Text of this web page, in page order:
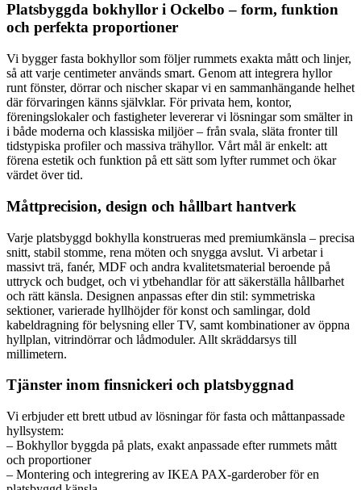
Platsbyggda bokhyllor i Ockelbo – form, funktion
och perfekta proportioner
Vi bygger fasta bokhyllor som följer rummets exakta mått och linjer,
så att varje centimeter används smart. Genom att integrera hyllor
runt fönster, dörrar och nischer skapar vi en sammanhängande helhet
där förvaringen känns självklar. För privata hem, kontor,
föreningslokaler och fastigheter levererar vi lösningar som smälter in
i både moderna och klassiska miljöer – från svala, släta fronter till
tidstypiska profiler och massiva trähyllor. Vårt mål är enkelt: att
förena estetik och funktion på ett sätt som lyfter rummet och ökar
värdet över tid.
Måttprecision, design och hållbart hantverk
Varje platsbyggd bokhylla konstrueras med premiumkänsla – precisa
snitt, stabil stomme, rena möten och snygga avslut. Vi arbetar i
massivt trä, fanér, MDF och andra kvalitetsmaterial beroende på
uttryck och budget, och vi ytbehandlar för att säkerställa hållbarhet
och rätt känsla. Designen anpassas efter din stil: symmetriska
sektioner, varierade hyllhöjder för konst och samlingar, dold
kabeldragning för belysning eller TV, samt kombinationer av öppna
hyllplan, vitrindörrar och lådmoduler. Allt skräddarsys till
millimetern.
Tjänster inom finsnickeri och platsbyggnad
Vi erbjuder ett brett utbud av lösningar för fasta och måttanpassade
hyllsystem:
– Bokhyllor byggda på plats, exakt anpassade efter rummets mått
och proportioner
– Montering och integrering av IKEA PAX-garderober för en